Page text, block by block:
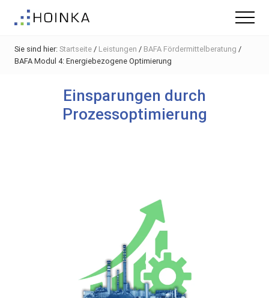
content
Hauptsidebar
Fußzeile
nachhaltig
Planen
Menu
Sie sind hier: Startseite / Leistungen / BAFA Fördermittelberatung /
BAFA Modul 4: Energiebezogene Optimierung
Einsparungen durch
Prozessoptimierung